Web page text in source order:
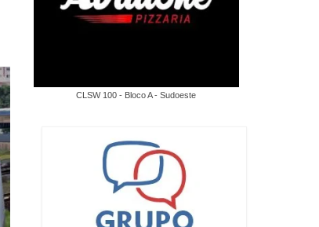
CLSW 100 - Bloco A - Sudoeste